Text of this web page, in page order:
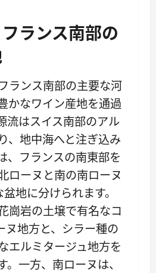
ランス南部の
ランス南部の主要な河
かなワイン産地を通過
流はスイス南部のアル
、地中海へと注ぎ込み
、フランスの南東部を
ローヌと南の南ローヌ
地に分けられます。
崗岩の土壌で有名なコ
ヌ地方と、シラー種の
エルミタージュ地方を
。一方、南ローヌは、